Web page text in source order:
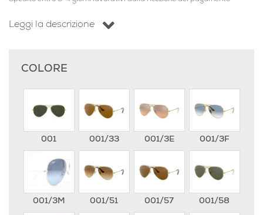
Leggi la descrizione
COLORE
001 001/33 001/3E 001/3F
001/3M 001/51 001/57 001/58